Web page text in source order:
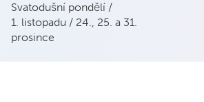
Svatodušní pondělí /
1. listopadu / 24., 25. a 31.
prosince